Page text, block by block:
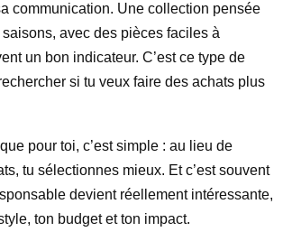
communication. Une collection pensée
avec des pièces faciles à
un bon indicateur. C’est ce type de
si tu veux faire des achats plus
pour toi, c’est simple : au lieu de
tu sélectionnes mieux. Et c’est souvent
devient réellement intéressante,
ton budget et ton impact.